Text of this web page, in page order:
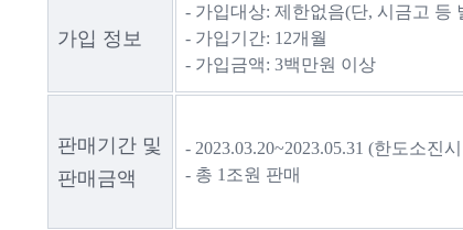
가입 정보
- 가입대상: 제한없음(단, 시금고 등
- 가입기간: 12개월
- 가입금액: 3백만원 이상
판매기간 및
판매금액
- 2023.03.20~2023.05.31 (한도소진
- 총 1조원 판매